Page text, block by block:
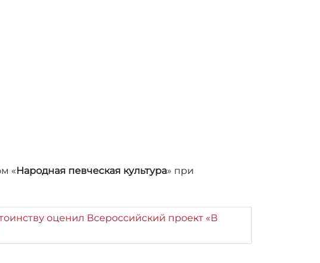
«Народная певческая культура» при
оценил Всероссийский проект «В